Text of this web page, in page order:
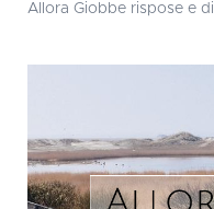
Allora Giobbe rispose e